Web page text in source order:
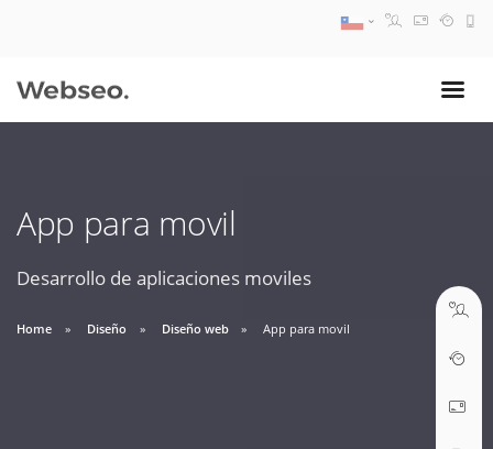
App para movil
Desarrollo de aplicaciones moviles
Home Diseño Diseño web App para movil
09:30 AM A 18:30 PM
soporte@webseo.cl